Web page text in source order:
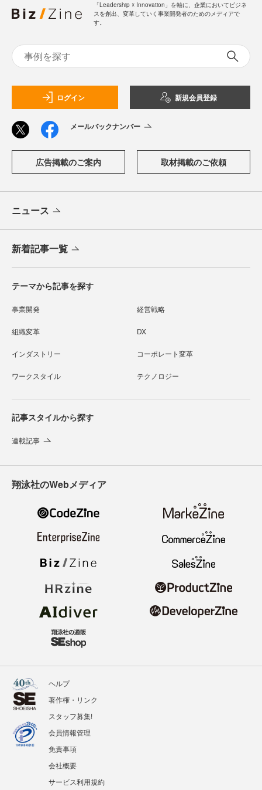
「Leadership ☓ Innovation」を軸に、企業においてビジネ
スを創出、変革していく事業開発者のためのメディアで
す。
ログイン 新規会員登録
メールバックナンバー
広告掲載のご案内 取材掲載のご依頼
ニュース
新着記事一覧
テーマから記事を探す
事業開発 経営戦略
組織変革 DX
インダストリー コーポレート変革
ワークスタイル テクノロジー
記事スタイルから探す
連載記事
翔泳社のWebメディア
ヘルプ
著作権・リンク
スタッフ募集!
会員情報管理
免責事項
会社概要
サービス利用規約